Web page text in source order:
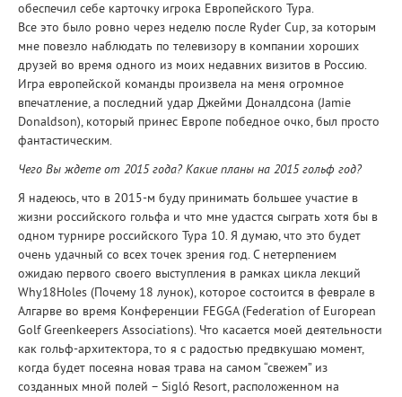
обеспечил себе карточку игрока Европейского Тура.
Все это было ровно через неделю после Ryder Cup, за которым
мне повезло наблюдать по телевизору в компании хороших
друзей во время одного из моих недавних визитов в Россию.
Игра европейской команды произвела на меня огромное
впечатление, а последний удар Джейми Доналдсона (Jamie
Donaldson), который принес Европе победное очко, был просто
фантастическим.
Чего Вы ждете от 2015 года? Какие планы на 2015 гольф год?
Я надеюсь, что в 2015-м буду принимать большее участие в
жизни российского гольфа и что мне удастся сыграть хотя бы в
одном турнире российского Тура 10. Я думаю, что это будет
очень удачный со всех точек зрения год. С нетерпением
ожидаю первого своего выступления в рамках цикла лекций
Why18Holes (Почему 18 лунок), которое состоится в феврале в
Алгарве во время Конференции FEGGA (Federation of European
Golf Greenkeepers Associations). Что касается моей деятельности
как гольф-архитектора, то я с радостью предвкушаю момент,
когда будет посеяна новая трава на самом “свежем” из
созданных мной полей – Sigló Resort, расположенном на